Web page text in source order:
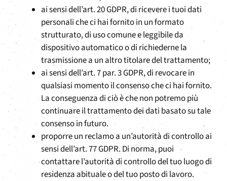
ai sensi dell’art. 20 GDPR, di ricevere i tuoi dati
personali che ci hai fornito in un formato
strutturato, di uso comune e leggibile da
dispositivo automatico o di richiederne la
trasmissione a un altro titolare del trattamento;
ai sensi dell’art. 7 par. 3 GDPR, di revocare in
qualsiasi momento il consenso che ci hai fornito.
La conseguenza di ciò è che non potremo più
continuare il trattamento dei dati basato su tale
consenso in futuro.
proporre un reclamo a un’autorità di controllo ai
sensi dell’art. 77 GDPR. Di norma, puoi
contattare l’autorità di controllo del tuo luogo di
residenza abituale o del tuo posto di lavoro.